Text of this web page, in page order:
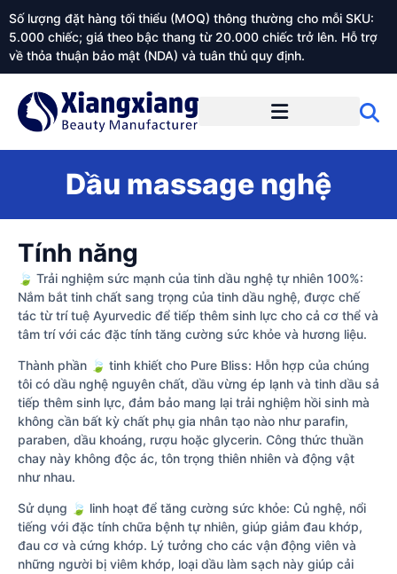
Số lượng đặt hàng tối thiểu (MOQ) thông thường cho mỗi SKU:
5.000 chiếc; giá theo bậc thang từ 20.000 chiếc trở lên. Hỗ trợ
về thỏa thuận bảo mật (NDA) và tuân thủ quy định.
Dầu massage nghệ
Tính năng
🍃 Trải nghiệm sức mạnh của tinh dầu nghệ tự nhiên 100%:
Nắm bắt tinh chất sang trọng của tinh dầu nghệ, được chế
tác từ trí tuệ Ayurvedic để tiếp thêm sinh lực cho cả cơ thể và
tâm trí với các đặc tính tăng cường sức khỏe và hương liệu.
Thành phần 🍃 tinh khiết cho Pure Bliss: Hỗn hợp của chúng
tôi có dầu nghệ nguyên chất, dầu vừng ép lạnh và tinh dầu sả
tiếp thêm sinh lực, đảm bảo mang lại trải nghiệm hồi sinh mà
không cần bất kỳ chất phụ gia nhân tạo nào như parafin,
paraben, dầu khoáng, rượu hoặc glycerin. Công thức thuần
chay này không độc ác, tôn trọng thiên nhiên và động vật
như nhau.
Sử dụng 🍃 linh hoạt để tăng cường sức khỏe: Củ nghệ, nổi
tiếng với đặc tính chữa bệnh tự nhiên, giúp giảm đau khớp,
đau cơ và cứng khớp. Lý tưởng cho các vận động viên và
những người bị viêm khớp, loại dầu làm sạch này giúp cải